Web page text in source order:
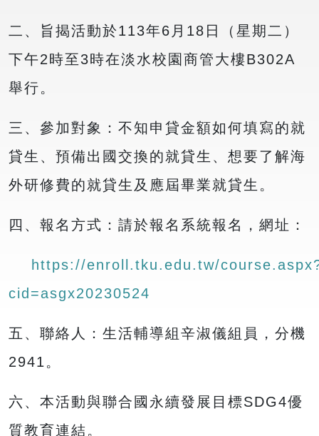
二、旨揭活動於113年6月18日（星期二）
下午2時至3時在淡水校園商管大樓B302A
舉行。
三、參加對象：不知申貸金額如何填寫的就
貸生、預備出國交換的就貸生、想要了解海
外研修費的就貸生及應屆畢業就貸生。
四、報名方式：請於報名系統報名，網址：
https://enroll.tku.edu.tw/
cid=asgx20230524
五、聯絡人：生活輔導組辛淑儀組員，分機
2941。
六、本活動與聯合國永續發展目標SDG4優
質教育連結。